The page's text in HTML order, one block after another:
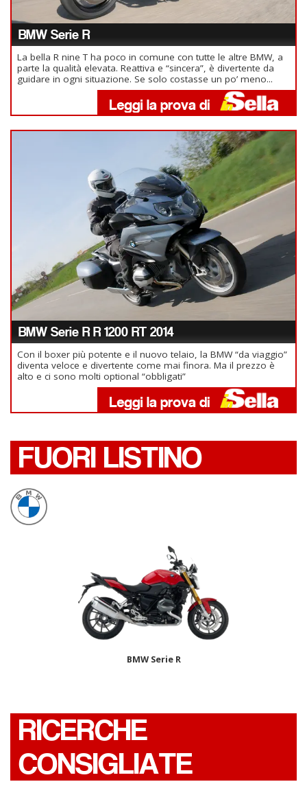
BMW Serie R
La bella R nine T ha poco in comune con tutte le altre BMW, a
parte la qualità elevata. Reattiva e “sincera”, è divertente da
guidare in ogni situazione. Se solo costasse un po’ meno...
BMW Serie R R 1200 RT 2014
Con il boxer più potente e il nuovo telaio, la BMW “da viaggio”
diventa veloce e divertente come mai finora. Ma il prezzo è
alto e ci sono molti optional “obbligati”
FUORI LISTINO
BMW Serie R
RICERCHE
CONSIGLIATE